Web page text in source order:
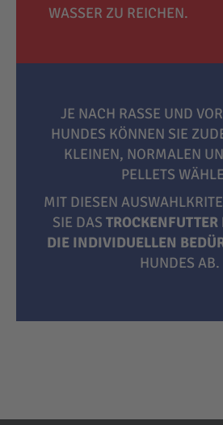
WASSER ZU REICHEN.
JE NACH RASSE UND
HUNDES KÖNNEN SIE
KLEINEN, NORMALEN
ELLETS
MIT DIESEN
SIE DAS TROCKENFUTTER
DIE INDIVIDUELLEN
HUNDES AB.